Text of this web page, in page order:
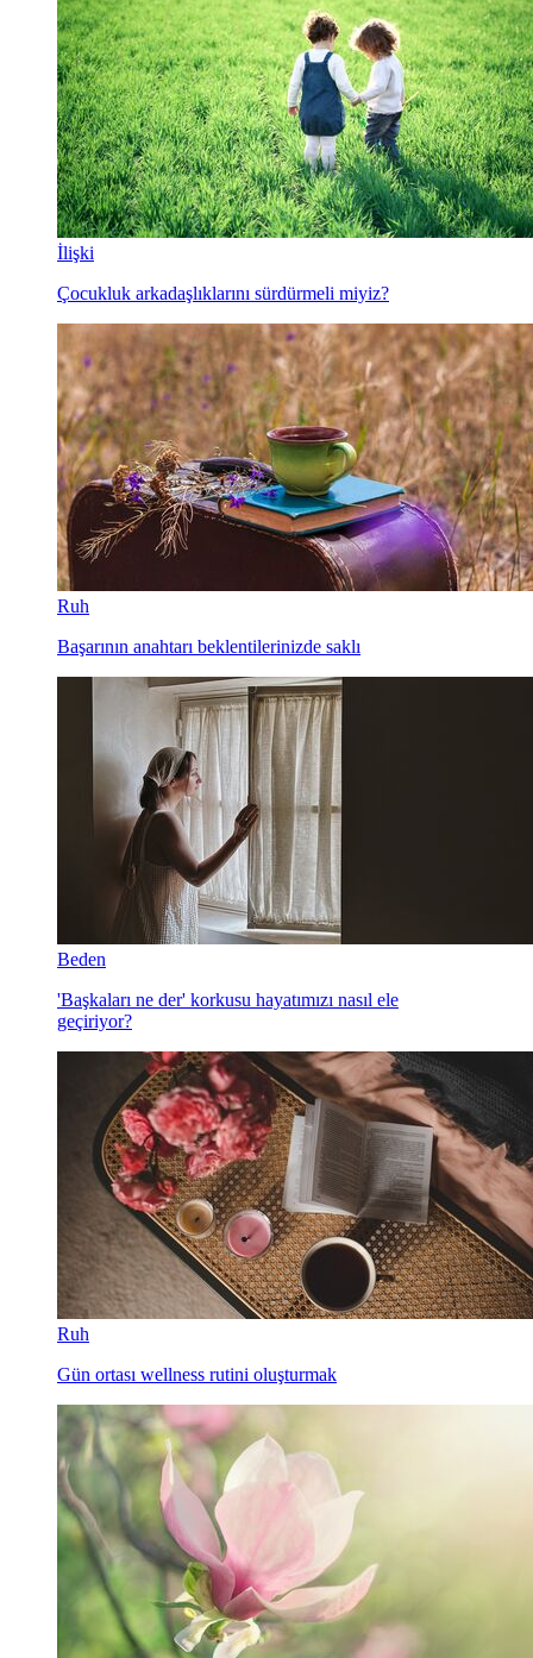
İlişki
Çocukluk arkadaşlıklarını sürdürmeli miyiz?
Ruh
Başarının anahtarı beklentilerinizde saklı
Beden
'Başkaları ne der' korkusu hayatımızı nasıl ele
geçiriyor?
Ruh
Gün ortası wellness rutini oluşturmak